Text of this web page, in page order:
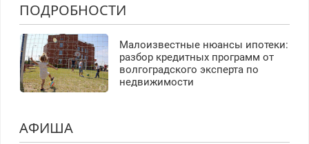
ПОДРОБНОСТИ
Малоизвестные нюансы ипотеки:
разбор кредитных программ от
волгоградского эксперта по
недвижимости
АФИША